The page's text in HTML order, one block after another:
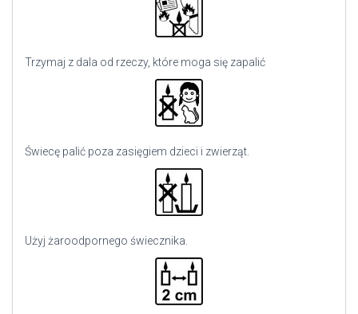
Trzymaj z dala od rzeczy, które moga się zapalić
Świecę palić poza zasięgiem dzieci i zwierząt.
Użyj żaroodpornego świecznika.